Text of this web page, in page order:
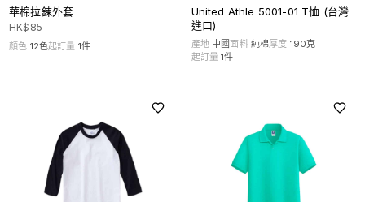
華棉拉鍊外套
HK$ 85
顏色 12色起訂量 1件
United Athle 5001-01 T恤 (台灣
進口)
產地 中國面料 純棉厚度 190克
起訂量 1件